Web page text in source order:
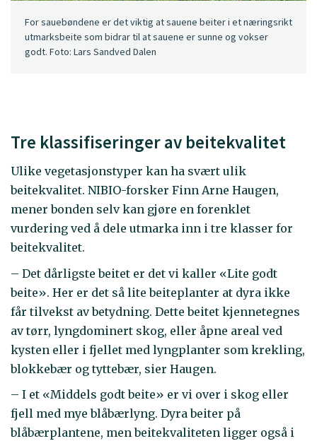
For sauebøndene er det viktig at sauene beiter i et næringsrikt
utmarksbeite som bidrar til at sauene er sunne og vokser
godt. Foto: Lars Sandved Dalen
Tre klassifiseringer av beitekvalitet
Ulike vegetasjonstyper kan ha svært ulik
beitekvalitet. NIBIO-forsker Finn Arne Haugen,
mener bonden selv kan gjøre en forenklet
vurdering ved å dele utmarka inn i tre klasser for
beitekvalitet.
– Det dårligste beitet er det vi kaller «Lite godt
beite». Her er det så lite beiteplanter at dyra ikke
får tilvekst av betydning. Dette beitet kjennetegnes
av tørr, lyngdominert skog, eller åpne areal ved
kysten eller i fjellet med lyngplanter som krekling,
blokkebær og tyttebær, sier Haugen.
– I et «Middels godt beite» er vi over i skog eller
fjell med mye blåbærlyng. Dyra beiter på
blåbærplantene, men beitekvaliteten ligger også i